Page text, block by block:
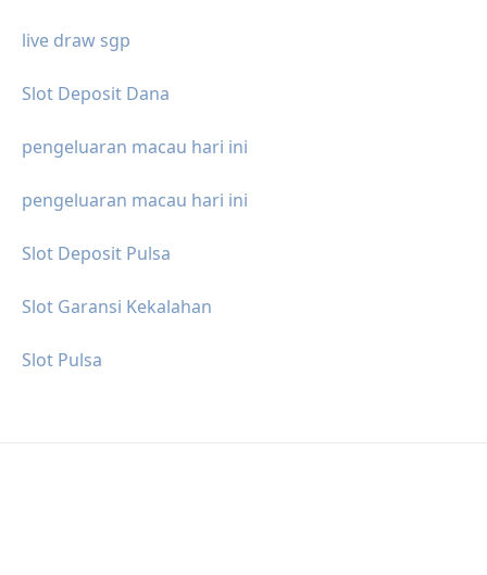
live draw sgp
Slot Deposit Dana
pengeluaran macau hari ini
pengeluaran macau hari ini
Slot Deposit Pulsa
Slot Garansi Kekalahan
Slot Pulsa